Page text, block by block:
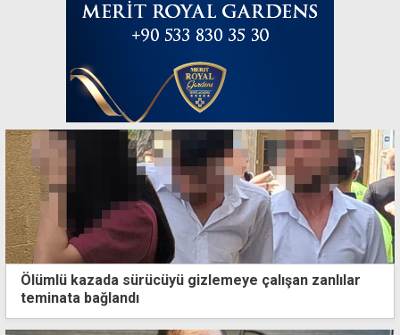
Ölümlü kazada sürücüyü gizlemeye çalışan zanlılar
teminata bağlandı